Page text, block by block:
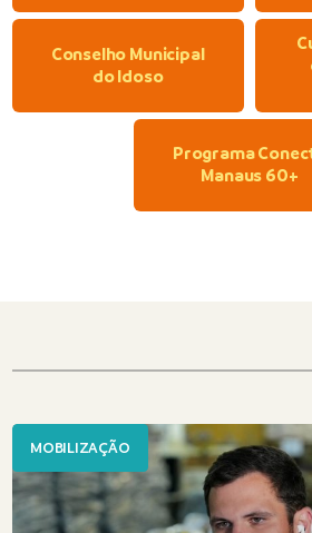
Conselho Municipal
do Idoso
Programa
Manaus 60+
MOBILIZAÇÃO